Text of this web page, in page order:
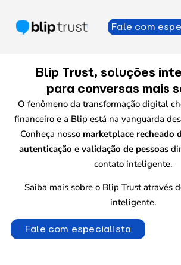
Fale com
Blip Trust, soluções
para conversas mais
O fenômeno da transformação digital
financeiro e a Blip está na vanguarda
Conheça nosso marketplace recheado
autenticação e validação de pessoas
contato inteligente.
Saiba mais sobre o Blip Trust através
inteligente.
Fale com especialista